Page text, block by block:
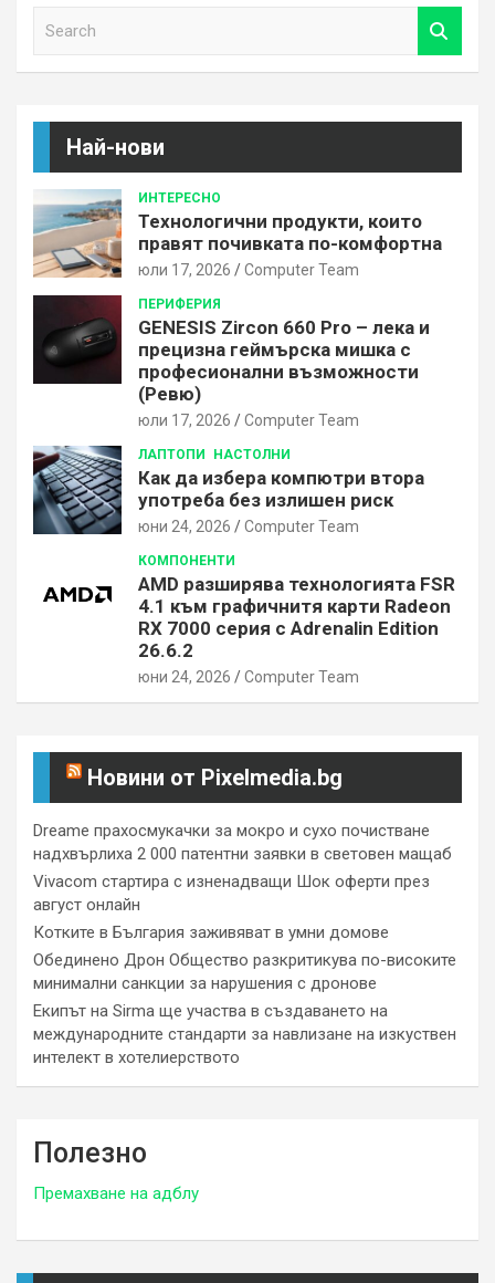
Най-нови
ИНТЕРЕСНО
Технологични продукти, които
правят почивката по-комфортна
юли 17, 2026 Computer Team
ПЕРИФЕРИЯ
GENESIS Zircon 660 Pro – лека и
прецизна геймърска мишка с
професионални възможности
(Ревю)
юли 17, 2026 Computer Team
ЛАПТОПИ НАСТОЛНИ
Как да избера компютри втора
употреба без излишен риск
юни 24, 2026 Computer Team
КОМПОНЕНТИ
AMD разширява технологията FSR
4.1 към графичнитя карти Radeon
RX 7000 серия с Adrenalin Edition
26.6.2
юни 24, 2026 Computer Team
Новини от Pixelmedia.bg
Dreame прахосмукачки за мокро и сухо почистване
надхвърлиха 2 000 патентни заявки в световен мащаб
Vivacom стартира с изненадващи Шок оферти през
август онлайн
Котките в България заживяват в умни домове
Обединено Дрон Общество разкритикува по-високите
минимални санкции за нарушения с дронове
Екипът на Sirma ще участва в създаването на
международните стандарти за навлизане на изкуствен
интелект в хотелиерството
Полезно
Премахване на адблу